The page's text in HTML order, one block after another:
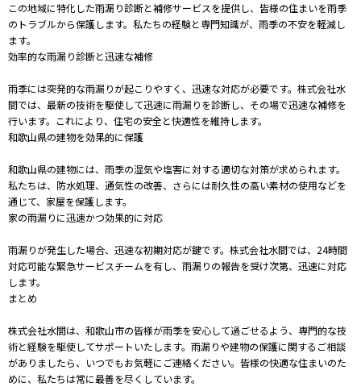
この地域に特化した雨漏り診断と補修サービスを提供し、皆様の住まいを雨季
のトラブルから保護します。私たちの経験と専門知識が、雨季の不安を軽減し
ます。
効率的な雨漏り診断と迅速な補修
雨季には突発的な雨漏りが起こりやすく、迅速な対応が必要です。株式会社水
間では、最新の技術を駆使して迅速に雨漏りを診断し、その場で迅速な補修を
行います。これにより、住宅の安全と快適性を維持します。
和歌山県の建物を効果的に保護
和歌山県の建物には、雨季の湿気や塩害に対する適切な対策が求められます。
私たちは、防水処理、通気性の改善、さらには耐久性の高い素材の使用などを
通じて、家屋を保護します。
家の雨漏りに迅速かつ効果的に対応
雨漏りが発生した場合、迅速な初期対応が鍵です。株式会社水間では、24時間
対応可能な緊急サービスチームを有し、雨漏りの報告を受け次第、迅速に対応
します。
まとめ
株式会社水間は、和歌山市の皆様が雨季を安心して過ごせるよう、専門的な技
術と経験を駆使してサポートいたします。雨漏りや建物の保護に関するご相談
がありましたら、いつでもお気軽にご連絡ください。皆様の快適な住まいのた
めに、私たちは常に最善を尽くしています。